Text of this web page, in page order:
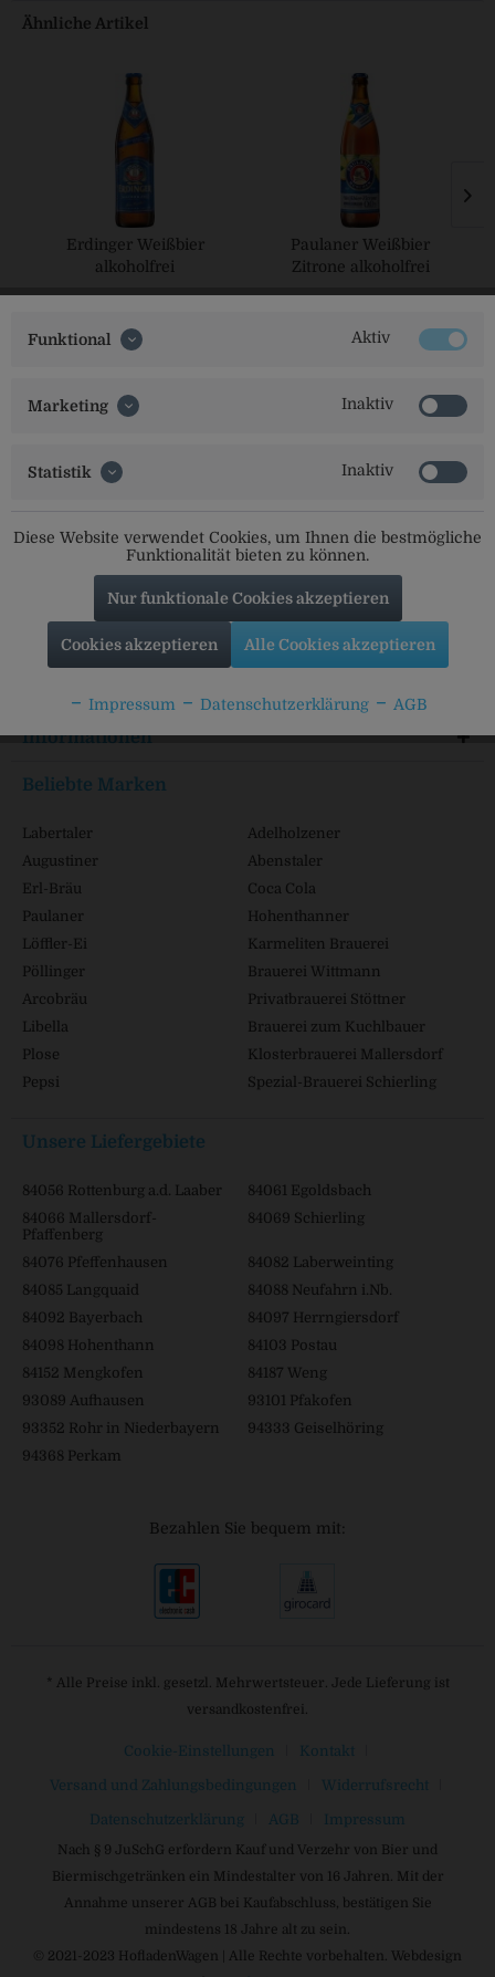
Ähnliche Artikel
Erdinger Weißbier
alkoholfrei
Paulaner Weißbier
Zitrone alkoholfrei
Folgt uns auf unseren Kanälen für alle Neuigkeiten:
Service Hotline
Informationen
Beliebte Marken
Labertaler
Adelholzener
Augustiner
Abenstaler
Erl-Bräu
Coca Cola
Paulaner
Hohenthanner
Löffler-Ei
Karmeliten Brauerei
Pöllinger
Brauerei Wittmann
Arcobräu
Privatbrauerei Stöttner
Libella
Brauerei zum Kuchlbauer
Plose
Klosterbrauerei Mallersdorf
Pepsi
Spezial-Brauerei Schierling
Unsere Liefergebiete
84056 Rottenburg a.d. Laaber
84061 Egoldsbach
84066 Mallersdorf-
Pfaffenberg
84069 Schierling
84076 Pfeffenhausen
84082 Laberweinting
84085 Langquaid
84088 Neufahrn i.Nb.
84092 Bayerbach
84097 Herrngiersdorf
84098 Hohenthann
84103 Postau
84152 Mengkofen
84187 Weng
93089 Aufhausen
93101 Pfakofen
93352 Rohr in Niederbayern
94333 Geiselhöring
94368 Perkam
Bezahlen Sie bequem mit:
* Alle Preise inkl. gesetzl. Mehrwertsteuer. Jede Lieferung ist
versandkostenfrei.
Cookie-Einstellungen Kontakt
Versand und Zahlungsbedingungen Widerrufsrecht
Datenschutzerklärung AGB Impressum
Nach § 9 JuSchG erfordern Kauf und Verzehr von Bier und
Biermischgetränken ein Mindestalter von 16 Jahren. Mit der
Annahme unserer AGB bei Kaufabschluss, bestätigen Sie
mindestens 18 Jahre alt zu sein.
© 2021-2023 HofladenWagen | Alle Rechte vorbehalten. Webdesign
Funktional Aktiv
Marketing Inaktiv
Statistik Inaktiv
Diese Website verwendet Cookies, um Ihnen die bestmögliche
Funktionalität bieten zu können.
Nur funktionale Cookies akzeptieren
Cookies akzeptieren Alle Cookies akzeptieren
Impressum Datenschutzerklärung AGB